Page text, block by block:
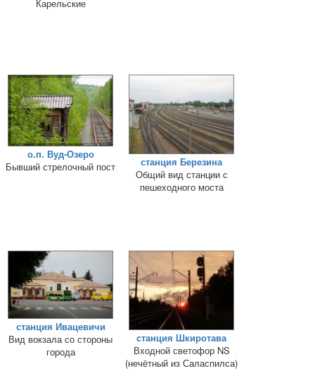
Карельские
о.п. Вуд-Озеро
Бывший стрелочный пост
станция Березина
Общий вид станции с
пешеходного моста
станция Ивацевичи
Вид вокзала со стороны
города
станция Шкиротава
Входной светофор NS
(нечётный из Саласпилса)